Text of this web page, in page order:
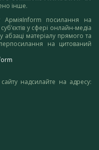
інше.
АрміяInform посилання на
у сфері онлайн-медіа
матеріалу прямого та
на цитований
надсилайте на адресу: